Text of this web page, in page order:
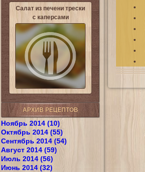
Салат из печени трески
с каперсами
АРХИВ РЕЦЕПТОВ
Ноябрь 2014 (10)
Октябрь 2014 (55)
Сентябрь 2014 (54)
Август 2014 (59)
Июль 2014 (56)
Июнь 2014 (32)